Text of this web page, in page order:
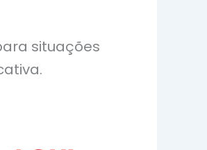
situações